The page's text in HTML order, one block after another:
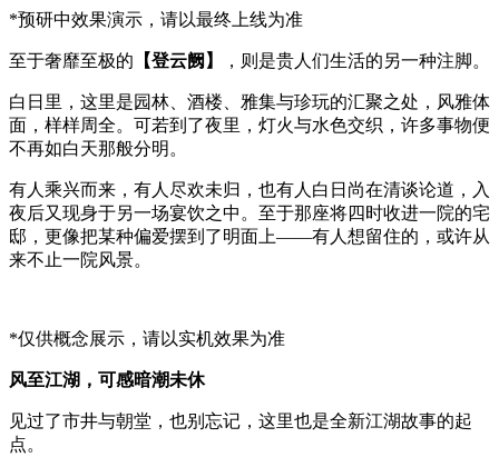
*预研中效果演示，请以最终上线为准
至于奢靡至极的 【登云阙】 ，则是贵人们生活的另一种注脚。
白日里，这里是园林、酒楼、雅集与珍玩的汇聚之处，风雅体
面，样样周全。可若到了夜里，灯火与水色交织，许多事物便
不再如白天那般分明。
有人乘兴而来，有人尽欢未归，也有人白日尚在清谈论道，入
夜后又现身于另一场宴饮之中。至于那座将四时收进一院的宅
邸，更像把某种偏爱摆到了明面上——有人想留住的，或许从
来不止一院风景。
*仅供概念展示，请以实机效果为准
风至江湖，可感暗潮未休
见过了市井与朝堂，也别忘记，这里也是全新江湖故事的起
点。